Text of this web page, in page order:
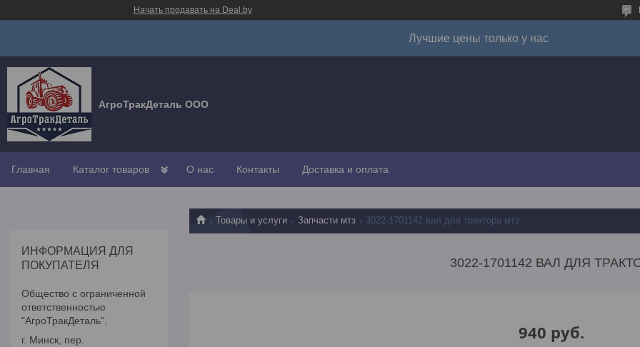
Начать продавать на Deal.by
Лучшие цены только у нас
АгроТракДеталь ООО
Главная Каталог товаров О нас Контакты Доставка и оплата
Товары и услуги Запчасти мтз 3022-1701142 вал для трактора мтз
3022-1701142 ВАЛ ДЛЯ
940 руб.
ИНФОРМАЦИЯ ДЛЯ
ПОКУПАТЕЛЯ
Общество с ограниченной
ответственностью
"АгроТракДеталь",
г. Минск, пер.